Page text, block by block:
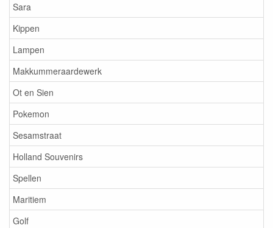
Sara
Kippen
Lampen
Makkummeraardewerk
Ot en Sien
Pokemon
Sesamstraat
Holland Souvenirs
Spellen
Maritiem
Golf